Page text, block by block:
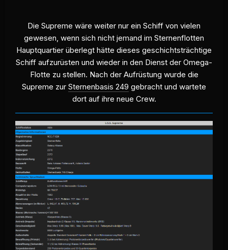
Die Supreme wäre weiter nur ein Schiff von vielen
gewesen, wenn sich nicht jemand im Sternenflotten
Hauptquartier überlegt hätte dieses geschichtsträchtige
Schiff aufzurüsten und wieder in den Dienst der Omega-
Flotte zu stellen. Nach der Aufrüstung wurde die
Supreme zur Sternenbasis 249 gebracht und wartete
dort auf ihre neue Crew.